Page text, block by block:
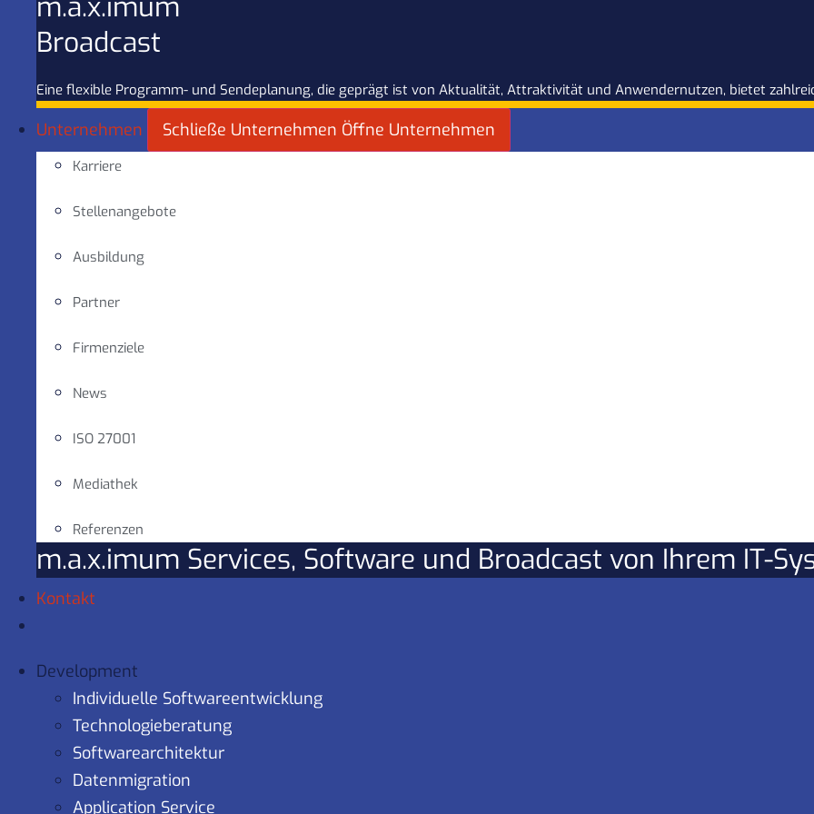
m.a.x.imum
Broadcast
Eine flexible Programm- und Sendeplanung, die geprägt ist von Aktualität, Attraktivität und Anwendernutzen, bietet
Unternehmen Schließe Unternehmen Öffne Unternehmen
Karriere
Stellenangebote
Ausbildung
Partner
Firmenziele
News
ISO 27001
Mediathek
Referenzen
m.a.x.imum Services, Software und Broadcast von Ihrem IT-
Kontakt
Development
Individuelle Softwareentwicklung
Technologieberatung
Softwarearchitektur
Datenmigration
Application Service